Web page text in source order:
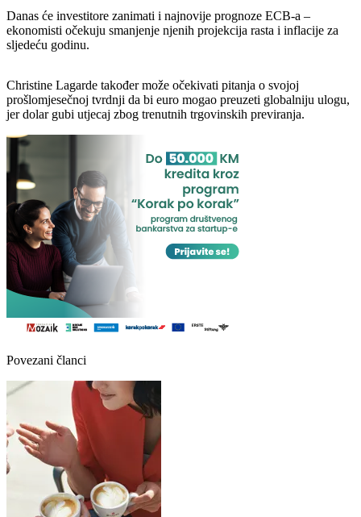
Danas će investitore zanimati i najnovije prognoze ECB-a –
ekonomisti očekuju smanjenje njenih projekcija rasta i inflacije za
sljedeću godinu.
Christine Lagarde također može očekivati pitanja o svojoj
prošlomjesečnoj tvrdnji da bi euro mogao preuzeti globalniju ulogu,
jer dolar gubi utjecaj zbog trenutnih trgovinskih previranja.
Povezani članci